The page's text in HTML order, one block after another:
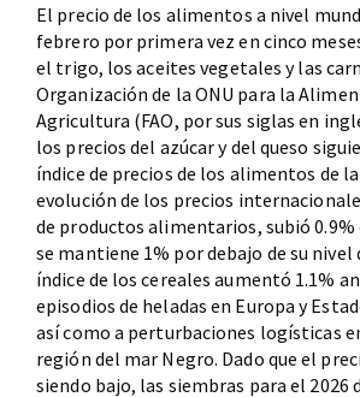
El precio de los alimentos a nivel
febrero por primera vez en cinco
el trigo, los aceites vegetales y las
Organización de la ONU para la
Agricultura (FAO, por sus siglas en
los precios del azúcar y del queso
índice de precios de los alimentos de la
evolución de los precios
de productos alimentarios, subió 0.9%
se mantiene 1% por debajo de su nivel
índice de los cereales aumentó 1.1%
episodios de heladas en Europa y
así como a perturbaciones logísticas
región del mar Negro. Dado que el
siendo bajo, las siembras para el 2026